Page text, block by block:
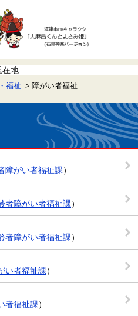
福祉 障がい者福祉
障がい者福祉課）
者障がい者福祉課）
者障がい者福祉課）
い者福祉課）
者福祉課）